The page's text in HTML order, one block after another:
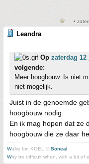
•
Leandra
Op zaterdag 12
volgende:
Meer hoogbouw. Is niet
niet mogelijk.
Juist in de genoemde
hoogbouw nodig.
En ik mag hopen dat ze
hoogbouw die ze daar
Wullie bin KOEL © Soneal
Why be difficult when, with a bit of